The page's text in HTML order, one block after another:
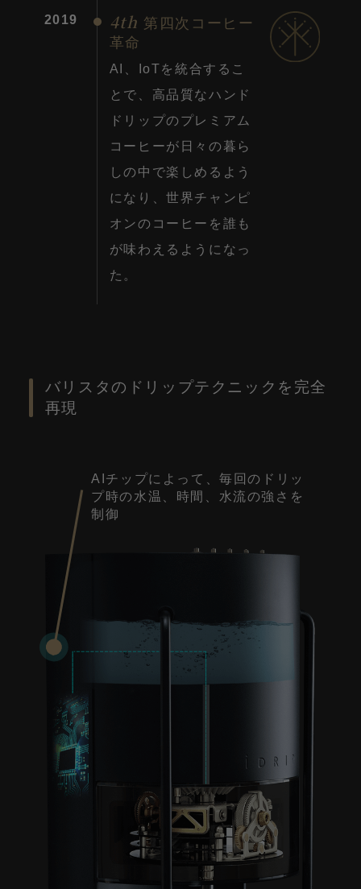
2019 4th 第四次コーヒー
革命
AI、IoTを統合するこ
とで、高品質なハンド
ドリップのプレミアム
コーヒーが日々の暮ら
しの中で楽しめるよう
になり、世界チャンピ
オンのコーヒーを誰も
が味わえるようになっ
た。
バリスタのドリップテクニックを完全
再現
AIチップによって、毎回のドリッ
プ時の水温、時間、水流の強さを
制御